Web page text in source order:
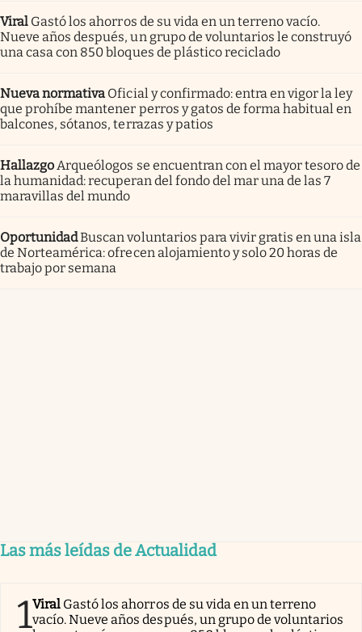
Viral Gastó los ahorros de su vida en un terreno vacío.
Nueve años después, un grupo de voluntarios le construyó
una casa con 850 bloques de plástico reciclado
Nueva normativa Oficial y confirmado: entra en vigor la ley
que prohíbe mantener perros y gatos de forma habitual en
balcones, sótanos, terrazas y patios
Hallazgo Arqueólogos se encuentran con el mayor tesoro de
la humanidad: recuperan del fondo del mar una de las 7
maravillas del mundo
OportunidadBuscan voluntarios para vivir gratis en una isla
de Norteamérica: ofrecen alojamiento y solo 20 horas de
trabajo por semana
Las más leídas de Actualidad
1Viral Gastó los ahorros de su vida en un terreno
vacío. Nueve años después, un grupo de voluntarios